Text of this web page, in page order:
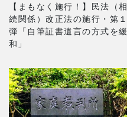
【まもなく施行！】民法（相
続関係）改正法の施行・第１
弾「自筆証書遺言の方式を緩
和」